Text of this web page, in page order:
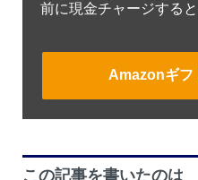
前に現金チャージすると
Amazonギフ
この記事を書いたのは